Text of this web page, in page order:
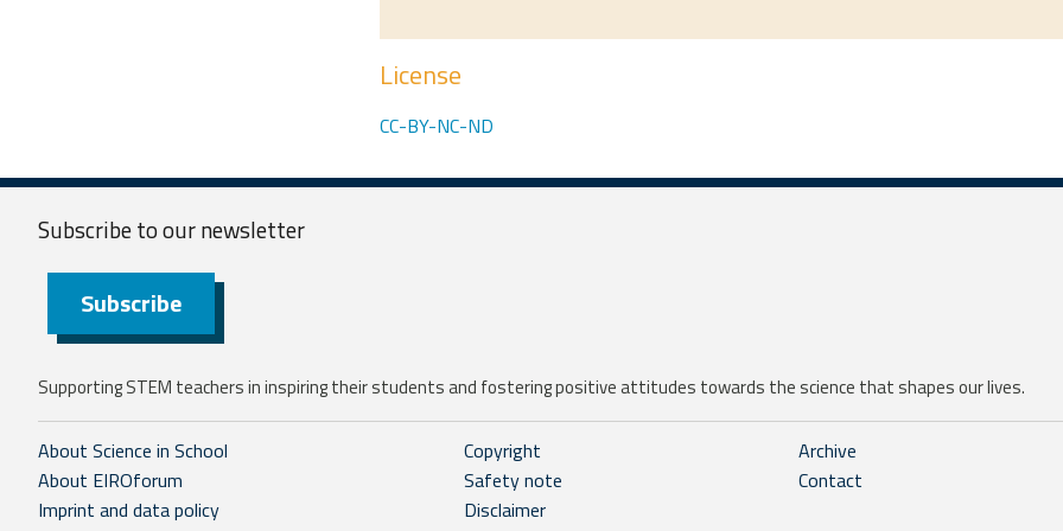
License
CC-BY-NC-ND
Subscribe to ournewsletter
Subscribe
Supporting STEM teachers in inspiring their students and fostering positive attitudes towards the science that shapes our lives.
About Science in School
About EIROforum
Imprint and data policy
Copyright
Safety note
Disclaimer
Archive
Contact